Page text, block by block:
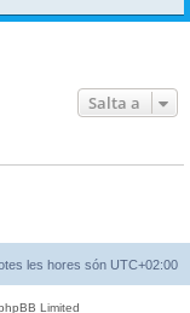
Salta a
les hores són UTC+02:00
Limited